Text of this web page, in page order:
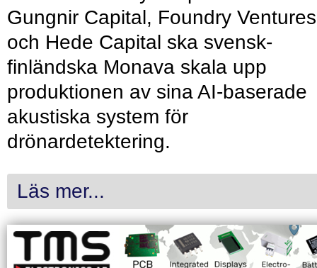
Gungnir Capital, Foundry Ventures
och Hede Capital ska svensk-
finländska Monava skala upp
produktionen av sina AI-baserade
akustiska system för
drönardetektering.
Läs mer...